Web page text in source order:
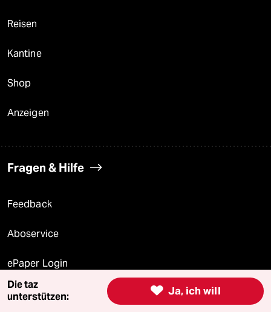
Reisen
Kantine
Shop
Anzeigen
Fragen & Hilfe
Feedback
Aboservice
ePaper Login
Downloads für Abonnierende  Ja, ich will
Die taz
unterstützen: